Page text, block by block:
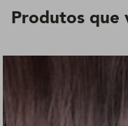
Produtos que